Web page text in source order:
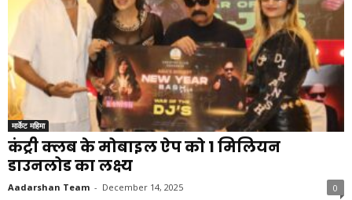
मार्केट महिमा
कंट्री क्लब के मोबाइल ऐप को 1 मिलियन
डाउनलोड का लक्ष्य
Aadarshan Team - December 14, 2025 0